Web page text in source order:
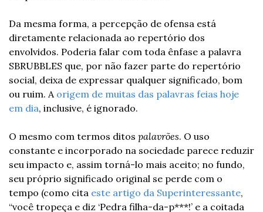
Da mesma forma, a percepção de ofensa está
diretamente relacionada ao repertório dos
envolvidos. Poderia falar com toda ênfase a palavra
SBRUBBLES que, por não fazer parte do repertório
social, deixa de expressar qualquer significado, bom
ou ruim. A origem de muitas das palavras feias hoje
em dia, inclusive, é ignorado.
O mesmo com termos ditos palavrões. O uso
constante e incorporado na sociedade parece reduzir
seu impacto e, assim torná-lo mais aceito; no fundo,
seu próprio significado original se perde com o
tempo (como cita este artigo da Superinteressante,
“você tropeça e diz ‘Pedra filha-da-p***!’ e a coitada